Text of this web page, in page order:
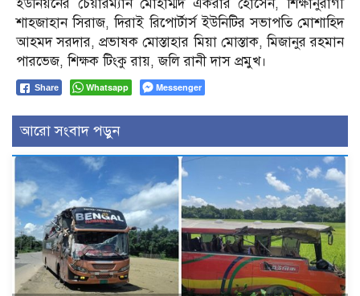
ইউনিয়নের চেয়ারম্যান মোহাম্মদ একরার হোসেন, শিক্ষানুরাগী
শাহজাহান সিরাজ, দিরাই রিপোর্টার্স ইউনিটির সভাপতি মোশাহিদ
আহমদ সরদার, প্রভাষক মোস্তাহার মিয়া মোস্তাক, মিজানুর রহমান
পারভেজ, শিক্ষক টিংকু রায়, জলি রানী দাস প্রমুখ।
Share Whatsapp Messenger
আরো সংবাদ পড়ুন